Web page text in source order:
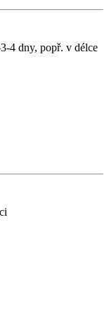
4 dny, popř. v délce